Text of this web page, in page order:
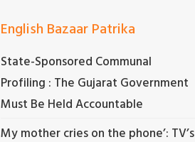
English Bazaar Patrika
State-Sponsored Communal
Profiling : The Gujarat Government
Must Be Held Accountable
My mother cries on the phone’: TV’s